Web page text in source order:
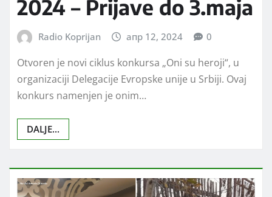
2024 – Prijave do 3.maja
Radio Koprijan апр 12, 2024 0
Otvoren je novi ciklus konkursa „Oni su heroji“, u
organizaciji Delegacije Evropske unije u Srbiji. Ovaj
konkurs namenjen je onim…
DALJE...